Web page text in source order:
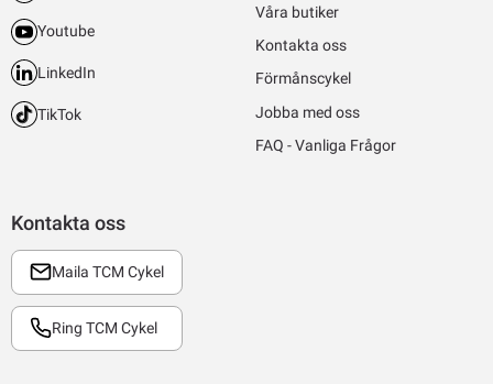
Kontakta oss
Maila TCM Cykel
Ring TCM Cykel
Youtube
LinkedIn
TikTok
Våra butiker
Kontakta oss
Förmånscykel
Jobba med oss
FAQ - Vanliga Frågor